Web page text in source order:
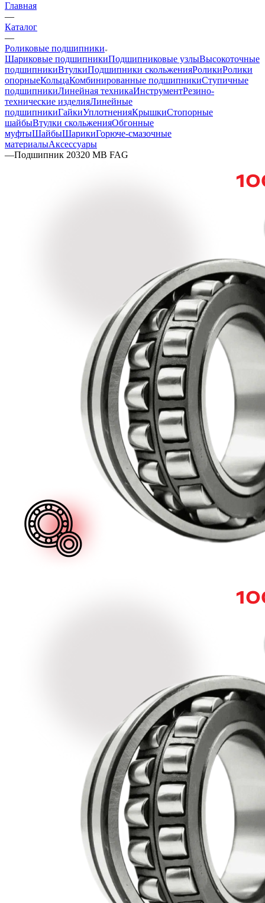
Главная
—
Каталог
—
Роликовые подшипники
Шариковые подшипникиПодшипниковые узлыВысокоточные
подшипникиВтулкиПодшипники скольженияРоликиРолики
опорныеКольцаКомбинированные подшипникиСтупичные
подшипникиЛинейная техникаИнструментРезино-
технические изделияЛинейные
подшипникиГайкиУплотненияКрышкиСтопорные
шайбыВтулки скольженияОбгонные
муфтыШайбыШарикиГорюче-смазочные
материалыАксессуары
—Подшипник 20320 MB FAG